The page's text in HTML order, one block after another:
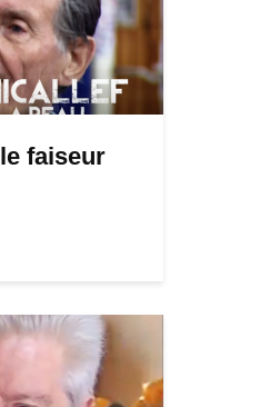
faiseur